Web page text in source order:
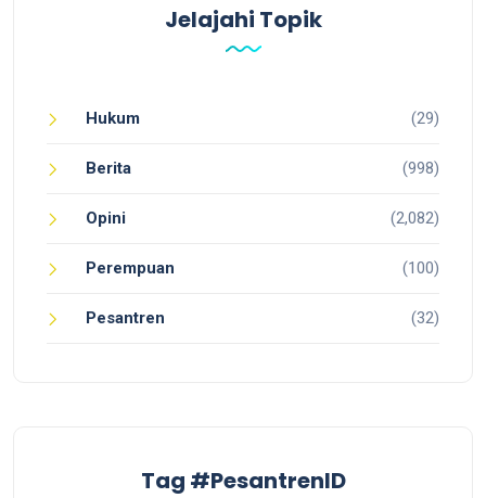
Jelajahi Topik
Hukum (29)
Berita (998)
Opini (2,082)
Perempuan (100)
Pesantren (32)
Tag #PesantrenID